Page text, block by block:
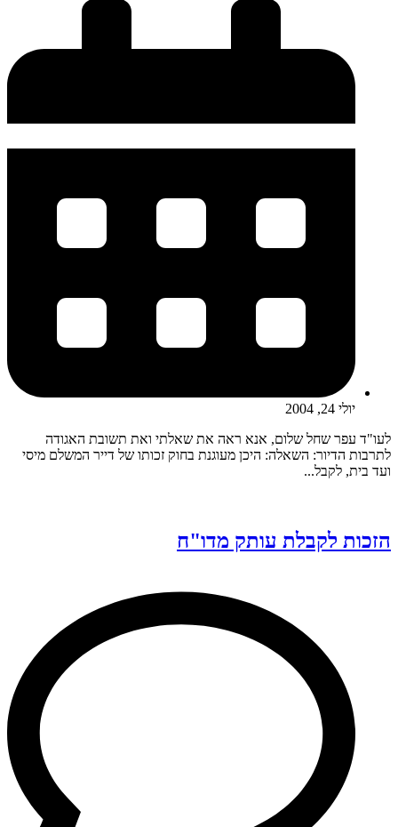
יולי 24, 2004
לעו"ד עפר שחל שלום, אנא ראה את שאלתי ואת תשובת האגודה
לתרבות הדיור: השאלה: היכן מעוגנת בחוק זכותו של דייר המשלם מיסי
ועד בית, לקבל...
הזכות לקבלת עותק מדו"ח